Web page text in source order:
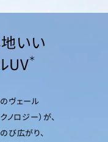
いい
UV＊
ヴェール
ノロジー）が、
び広がり、